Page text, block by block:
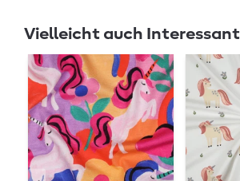
Vielleicht auch Interessant